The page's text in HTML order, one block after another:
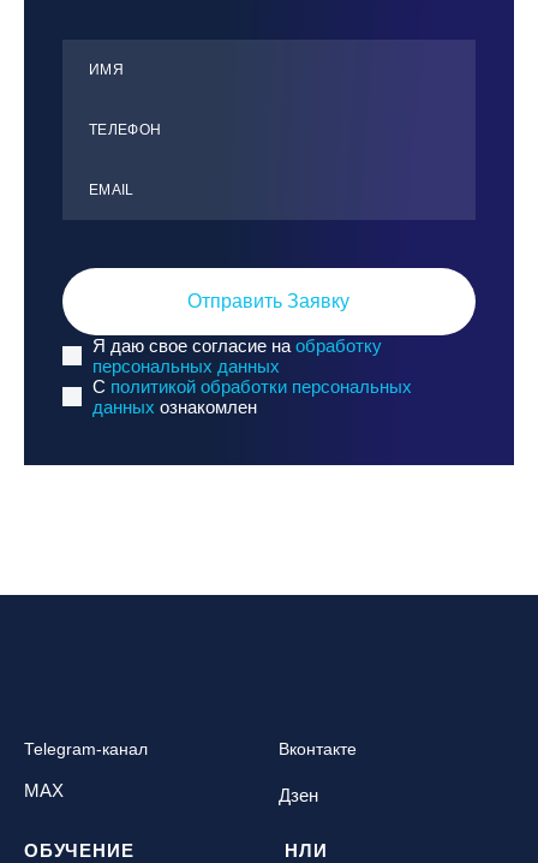
ИМЯ
ТЕЛЕФОН
ЕMАIL
Отправить Заявку
Я даю свое согласие на обработку
персональных данных
C политикой обработки персональных
данных ознакомлен
Telegram-канал Вконтакте
MAX Дзен
ОБУЧЕНИЕ НЛИ